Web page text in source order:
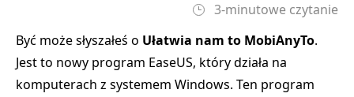
3-minutowe czytanie
Być może słyszałeś o Ułatwia nam to MobiAnyTo.
Jest to nowy program EaseUS, który działa na
komputerach z systemem Windows. Ten program